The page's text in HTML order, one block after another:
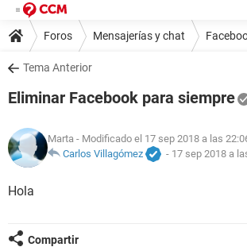
Foros Mensajerías y chat
Tema Anterior
Eliminar Facebook para siempre
Marta - Modificado el 17 sep 2018 a las
Carlos Villagómez
- 17 sep 2018 a
Hola
Compartir